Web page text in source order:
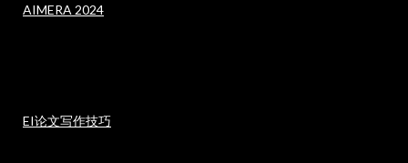
AIMERA 2024
EI论文写作技巧